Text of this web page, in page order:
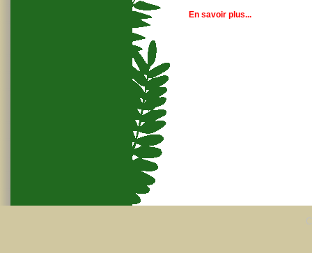
En savoir plus...